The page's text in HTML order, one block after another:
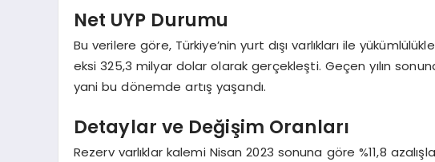
Net UYP Durumu
Bu verilere göre, Türkiye’nin yurt dışı varlıkları ile
eksi 325,3 milyar dolar olarak gerçekleşti. Geçen yılın
yani bu dönemde artış yaşandı.
Detaylar ve Değişim Oranları
Rezerv varlıklar kalemi Nisan 2023 sonuna göre %11,8